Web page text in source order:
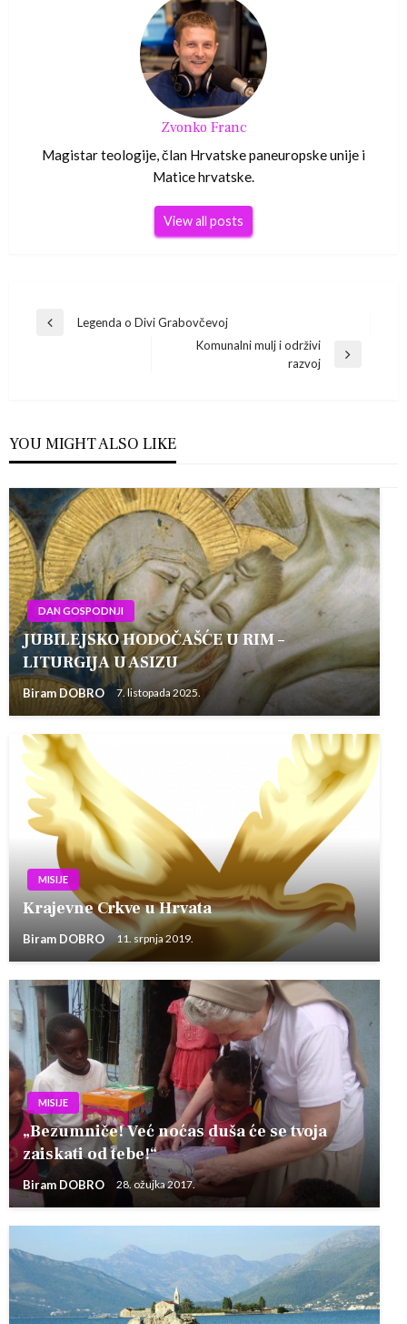
Zvonko Franc
Magistar teologije, član Hrvatske paneuropske unije i
Matice hrvatske.
View all posts
Navigacija
Previous
Legenda o Divi Grabovčevoj
Komunalni mulj i održivi
razvoj
YOU MIGHT ALSO LIKE
DAN GOSPODNJI
JUBILEJSKO HODOČAŠĆE U RIM –
LITURGIJA U ASIZU
Biram DOBRO 7. listopada 2025.
MISIJE
Krajevne Crkve u Hrvata
Biram DOBRO 11. srpnja 2019.
MISIJE
„Bezumniče! Već noćas duša će se tvoja
zaiskati od tebe!“
Biram DOBRO 28. ožujka 2017.